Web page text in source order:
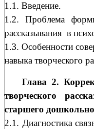
1.1.
1.2. Проблема
рассказывания в
1.3. Особенности
навыка творческого
Глава 2.
творческого
старшего
2.1. Диагностика